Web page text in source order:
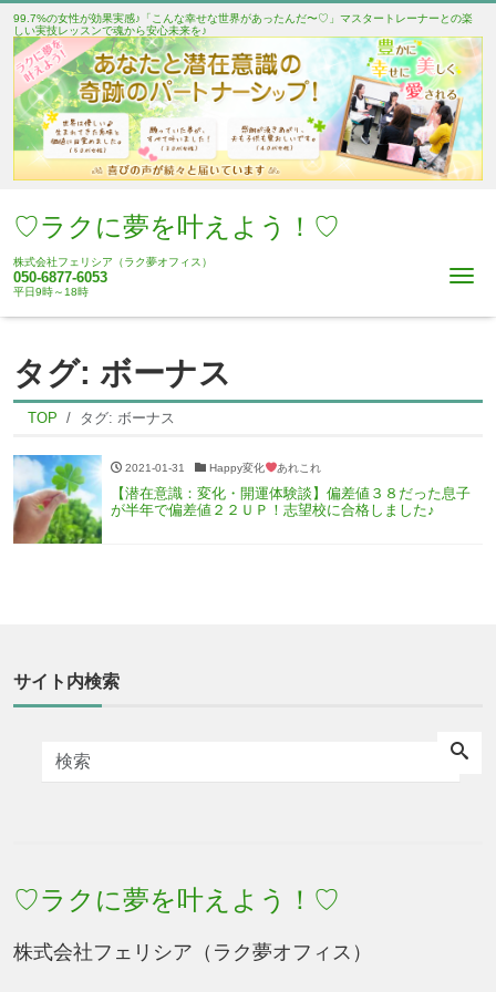
99.7%の女性が効果実感♪「こんな幸せな世界があったんだ〜♡」マスタートレーナーとの楽
しい実技レッスンで魂から安心未来を♪
♡ラクに夢を叶えよう！♡
株式会社フェリシア（ラク夢オフィス）
050-6877-6053
平日9時～18時
タグ: ボーナス
TOP タグ: ボーナス
2021-01-31 Happy変化 あれこれ
【潜在意識：変化・開運体験談】偏差値３８だった息子
が半年で偏差値２２ＵＰ！志望校に合格しました♪
サイト内検索
♡ラクに夢を叶えよう！♡
株式会社フェリシア（ラク夢オフィス）